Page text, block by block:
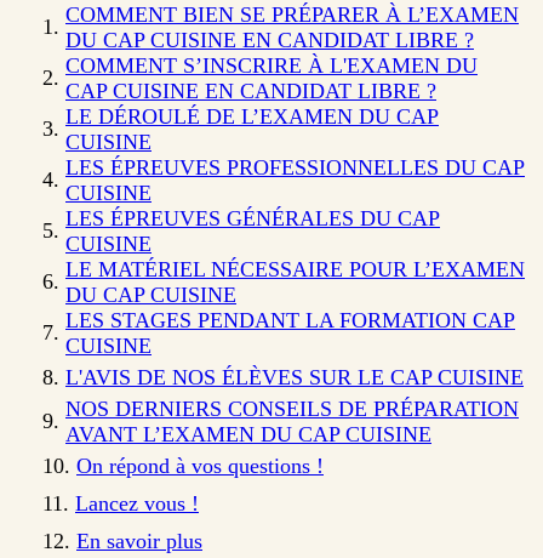
COMMENT BIEN SE PRÉPARER À L’EXAMEN
DU CAP CUISINE EN CANDIDAT LIBRE ?
COMMENT S’INSCRIRE À L'EXAMEN DU
CAP CUISINE EN CANDIDAT LIBRE ?
LE DÉROULÉ DE L’EXAMEN DU CAP
CUISINE
LES ÉPREUVES PROFESSIONNELLES DU CAP
CUISINE
LES ÉPREUVES GÉNÉRALES DU CAP
CUISINE
LE MATÉRIEL NÉCESSAIRE POUR L’EXAMEN
DU CAP CUISINE
LES STAGES PENDANT LA FORMATION CAP
CUISINE
L'AVIS DE NOS ÉLÈVES SUR LE CAP CUISINE
NOS DERNIERS CONSEILS DE PRÉPARATION
AVANT L’EXAMEN DU CAP CUISINE
On répond à vos questions !
Lancez vous !
En savoir plus